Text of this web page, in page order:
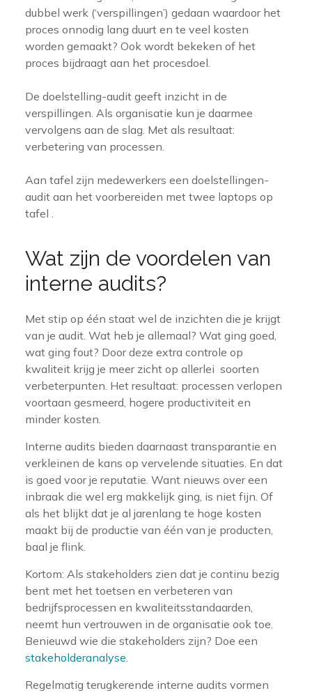
dubbel werk (‘verspillingen’) gedaan waardoor het
proces onnodig lang duurt en te veel kosten
worden gemaakt? Ook wordt bekeken of het
proces bijdraagt aan het procesdoel.
De doelstelling-audit geeft inzicht in de
verspillingen. Als organisatie kun je daarmee
vervolgens aan de slag. Met als resultaat:
verbetering van processen.
Aan tafel zijn medewerkers een doelstellingen-
audit aan het voorbereiden met twee laptops op
tafel .
Wat zijn de voordelen van
interne audits?
Met stip op één staat wel de inzichten die je krijgt
van je audit. Wat heb je allemaal? Wat ging goed,
wat ging fout? Door deze extra controle op
kwaliteit krijg je meer zicht op allerlei soorten
verbeterpunten. Het resultaat: processen verlopen
voortaan gesmeerd, hogere productiviteit en
minder kosten.
Interne audits bieden daarnaast transparantie en
verkleinen de kans op vervelende situaties. En dat
is goed voor je reputatie. Want nieuws over een
inbraak die wel erg makkelijk ging, is niet fijn. Of
als het blijkt dat je al jarenlang te hoge kosten
maakt bij de productie van één van je producten,
baal je flink.
Kortom: Als stakeholders zien dat je continu bezig
bent met het toetsen en verbeteren van
bedrijfsprocessen en kwaliteitsstandaarden,
neemt hun vertrouwen in de organisatie ook toe.
Benieuwd wie die stakeholders zijn? Doe een
stakeholderanalyse.
Regelmatig terugkerende interne audits vormen